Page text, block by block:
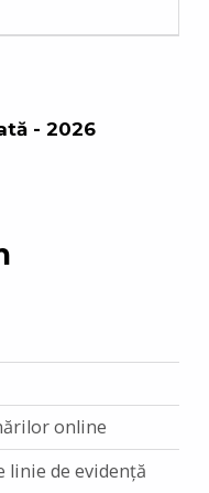
- 2026
online
linie de evidență